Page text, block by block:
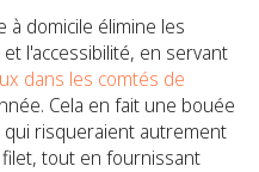
à domicile élimine les
l'accessibilité, en servant
dans les comtés de
Cela en fait une bouée
risqueraient autrement
tout en fournissant